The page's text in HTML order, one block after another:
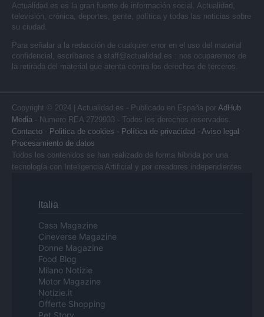
Actualidad.es es la gran fuente de información social. Actualidad,
televisión, crónica, deportes, gente, política y todas las noticias sobre
su ciudad.
Para señalar a la redacción de cualquier error en el uso del material
confidencial, escríbanos a staff@actualidad.es : nos ocuparemos de
la retirada del material que atenta contra los derechos de terceros.
Copyright © 2024 | Actualidad.es - Publicado en España por AdHub
Media - Numero REA 2729933 - Todos los derechos reservados.
Contacto - Politica de cookies - Política de privacidad - Aviso legal -
Procesamiento de datos
Todos los contenidos se han realizado de forma híbrida por una
tecnología con Inteligencia Artificial y por creadores independientes
Italia
Casa Magazine
Cineverse Magazine
Donne Magazine
Food Blog
Milano Notizie
Motor Magazine
Notizie.it
Offerte Shopping
Pet Story